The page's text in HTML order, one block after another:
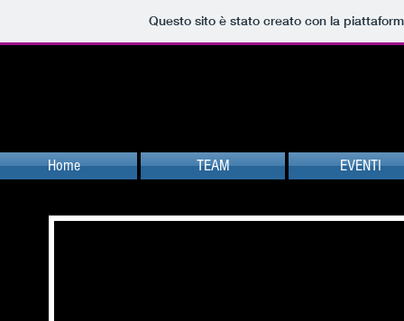
Questo sito è stato creato con la
Home TEAM EVENTI